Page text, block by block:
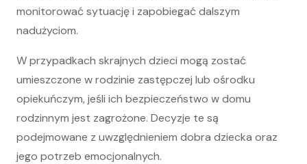
monitorować sytuację i zapobiegać dalszym
nadużyciom.
W przypadkach skrajnych dzieci mogą zostać
umieszczone w rodzinie zastępczej lub ośrodku
opiekuńczym, jeśli ich bezpieczeństwo w domu
rodzinnym jest zagrożone. Decyzje te są
podejmowane z uwzględnieniem dobra dziecka oraz
jego potrzeb emocjonalnych.